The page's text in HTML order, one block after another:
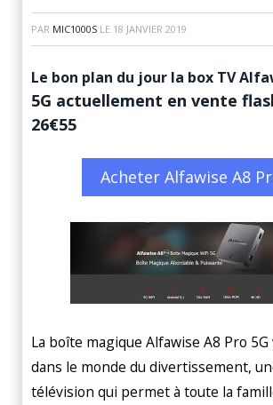
PAR MIC1000S LE 18 JANVIER 2019
Le bon plan du jour la box TV
5G actuellement en vente
26€55
Acheter Alfawise A8
La boîte magique Alfawise A8 Pro
dans le monde du divertissement,
télévision qui permet à toute la